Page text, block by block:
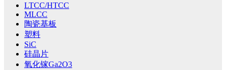
LTCC/HTCC
MLCC
陶瓷基板
塑料
SiC
硅晶片
氧化镓Ga2O3